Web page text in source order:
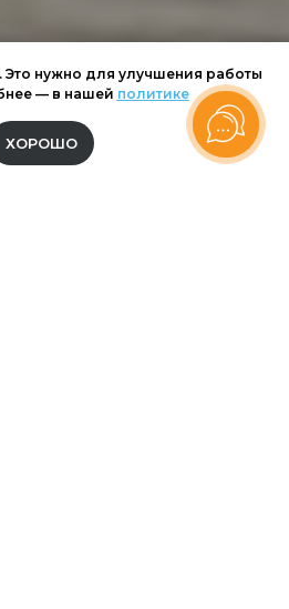
нужно для улучшения работы
— в нашей политике
ХОРОШО